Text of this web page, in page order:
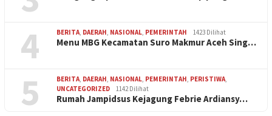
4 BERITA, DAERAH, NASIONAL, PEMERINTAH 1423 Dilihat
Menu MBG Kecamatan Suro Makmur Aceh Sing…
5 BERITA, DAERAH, NASIONAL, PEMERINTAH, PERISTIWA,
UNCATEGORIZED
1142 Dilihat
Rumah Jampidsus Kejagung Febrie Ardiansy…